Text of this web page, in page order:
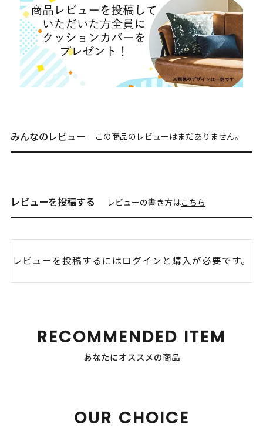
みんなのレビュー この商品のレビューはまだありません。
レビューを投稿する レビューの書き方はこちら
レビューを投稿するにはログイン と購入が必要です。
RECOMMENDED ITEM
あなたにオススメの商品
OUR CHOICE